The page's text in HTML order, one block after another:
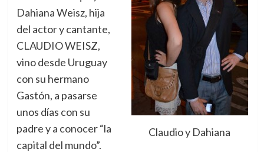
Claudio y Dahiana
Dahiana Weisz, hija
del actor y cantante,
CLAUDIO WEISZ,
vino desde Uruguay
con su hermano
Gastón, a pasarse
unos días con su
padre y a conocer “la
capital del mundo”.